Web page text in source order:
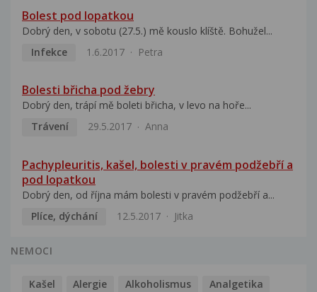
Bolest pod lopatkou
Dobrý den, v sobotu (27.5.) mě kouslo klíště. Bohužel...
Infekce
1.6.2017 Petra
Bolesti břicha pod žebry
Dobrý den, trápí mě boleti břicha, v levo na hoře...
Trávení
29.5.2017 Anna
Pachypleuritis, kašel, bolesti v pravém podžebří a
pod lopatkou
Dobrý den, od října mám bolesti v pravém podžebří a...
Plíce, dýchání
12.5.2017 Jitka
NEMOCI
Kašel Alergie Alkoholismus
Analgetika